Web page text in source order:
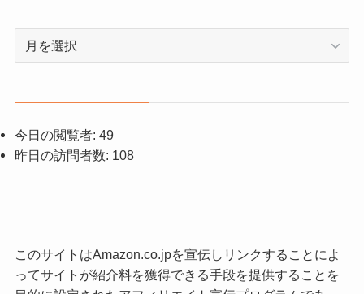
今日の閲覧者: 49
昨日の訪問者数: 108
このサイトはAmazon.co.jpを宣伝しリンクすることによ
ってサイトが紹介料を獲得できる手段を提供することを